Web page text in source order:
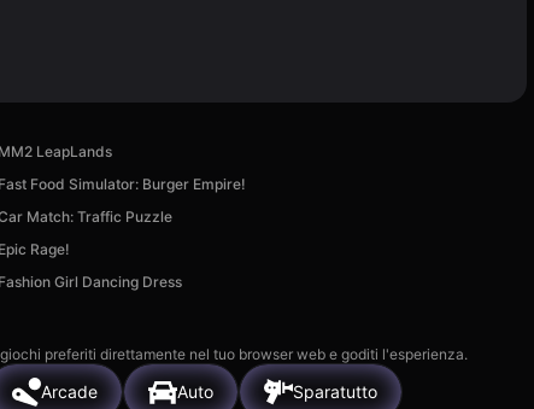
MM2 LeapLands
Fast Food Simulator: Burger Empire!
Match: Traffic Puzzle
Epic Rage!
Fashion Girl Dancing Dress
preferiti direttamente nel tuo browser web e goditi l'esperienza.
Arcade Auto Sparatutto